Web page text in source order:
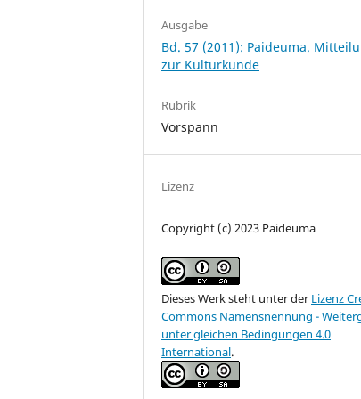
Ausgabe
Bd. 57 (2011): Paideuma.
zur Kulturkunde
Rubrik
Vorspann
Lizenz
Copyright (c) 2023 Paideuma
Dieses Werk steht unter der Lizenz
Commons Namensnennung -
unter gleichen Bedingungen 4.0
International.